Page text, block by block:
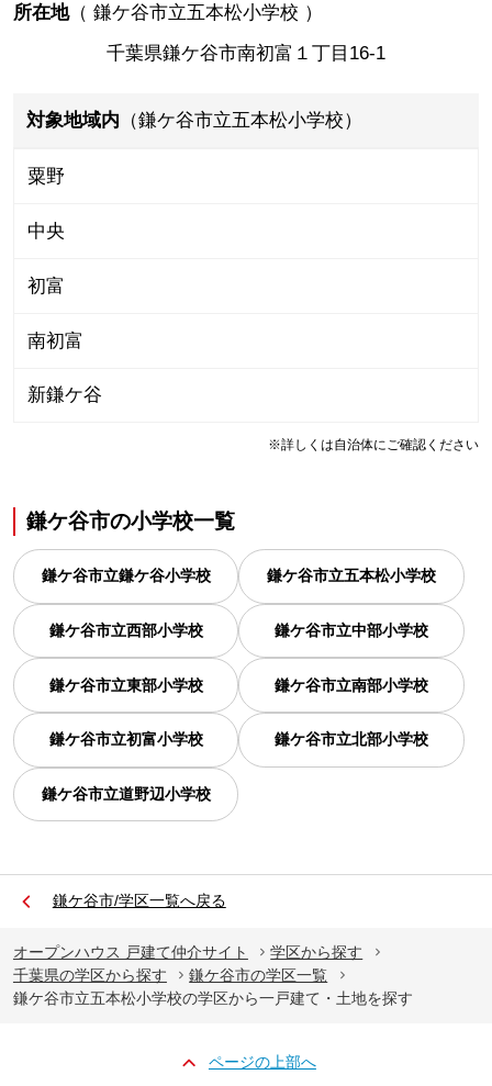
所在地（ 鎌ケ谷市立五本松小学校 ）
千葉県鎌ケ谷市南初富１丁目16-1
対象地域内 （鎌ケ谷市立五本松小学校）
粟野
中央
初富
南初富
新鎌ケ谷
※詳しくは自治体にご確認ください
鎌ケ谷市の小学校一覧
鎌ケ谷市立鎌ケ谷小学校 鎌ケ谷市立五本松小学校
鎌ケ谷市立西部小学校 鎌ケ谷市立中部小学校
鎌ケ谷市立東部小学校 鎌ケ谷市立南部小学校
鎌ケ谷市立初富小学校 鎌ケ谷市立北部小学校
鎌ケ谷市立道野辺小学校
鎌ケ谷市/学区一覧へ戻る
オープンハウス 戸建て仲介サイト
学区から探す
千葉県の学区から探す
鎌ケ谷市の学区一覧
鎌ケ谷市立五本松小学校の学区から一戸建て・土地を探す
ページの上部へ